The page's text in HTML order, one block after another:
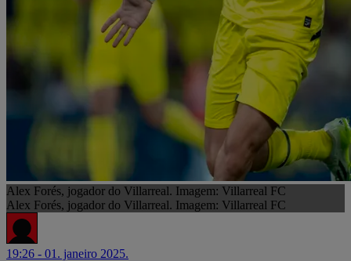
Alex Forés, jogador do Villarreal. Imagem: Villarreal FC
Alex Forés, jogador do Villarreal. Imagem: Villarreal FC
19:26 - 01. janeiro 2025.